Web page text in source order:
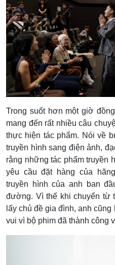
Trong suốt hơn một giờ
mang đến rất nhiều câu
thực hiện tác phẩm. Nói về
truyền hình sang điện ảnh,
rằng những tác phẩm truyền
yêu cầu đặt hàng của
truyền hình của anh ban
đường. Vì thế khi chuyển từ
lấy chủ đề gia đình, anh
vui vì bộ phim đã thành công